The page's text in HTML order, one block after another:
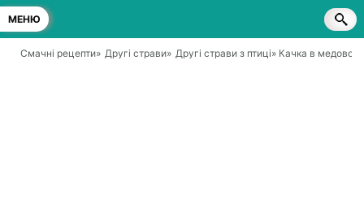
МЕНЮ
Смачні рецепти» Другі страви» Другі страви з птиці» Качка в медово-